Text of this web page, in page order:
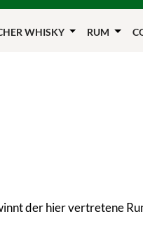
WHISKY RUM
der hier vertretene